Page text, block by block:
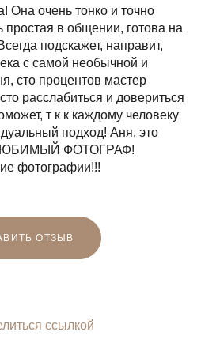
Она очень тонко и точно
простая в общении, готова на
подскажет, направит,
с самой необычной и
сто процентов мастер
расслабиться и довериться
т к к каждому человеку
подход! Аня, это
ФОТОГРАФ!
фотографии!!!
ОТЗЫВ
ссылкой